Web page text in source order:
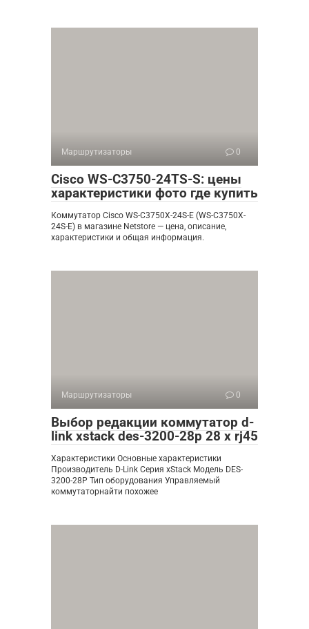
Маршрутизаторы 0
Cisco WS-C3750-24TS-S: цены
характеристики фото где купить
Коммутатор Cisco WS-C3750X-24S-E (WS-C3750X-
24S-E) в магазине Netstore — цена, описание,
характеристики и общая информация.
Маршрутизаторы 0
Выбор редакции коммутатор d-
link xstack des-3200-28p 28 x rj45
Характеристики Основные характеристики
Производитель D-Link Серия xStack Модель DES-
3200-28P Тип оборудования Управляемый
коммутаторнайти похожее